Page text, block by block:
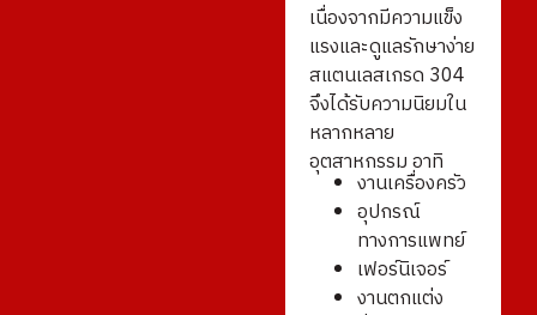
เนื่องจากมีความแข็ง
แรงและดูแลรักษาง่าย
สแตนเลสเกรด 304
จึงได้รับความนิยมใน
หลากหลาย
อุตสาหกรรม อาทิ
งานเครื่องครัว
อุปกรณ์
ทางการแพทย์
เฟอร์นิเจอร์
งานตกแต่ง